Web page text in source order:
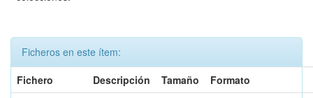
Ficheros en este ítem:
Fichero
Descripción Tamaño
Formato